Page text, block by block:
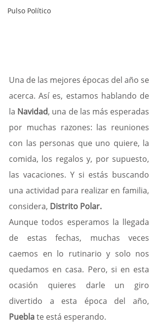
Pulso Político
Una de las mejores épocas del año se
acerca. Así es, estamos hablando de
la Navidad, una de las más esperadas
por muchas razones: las reuniones
con las personas que uno quiere, la
comida, los regalos y, por supuesto,
las vacaciones. Y si estás buscando
una actividad para realizar en familia,
considera, Distrito Polar.
Aunque todos esperamos la llegada
de estas fechas, muchas veces
caemos en lo rutinario y solo nos
quedamos en casa. Pero, si en esta
ocasión quieres darle un giro
divertido a esta época del año,
Puebla te está esperando.